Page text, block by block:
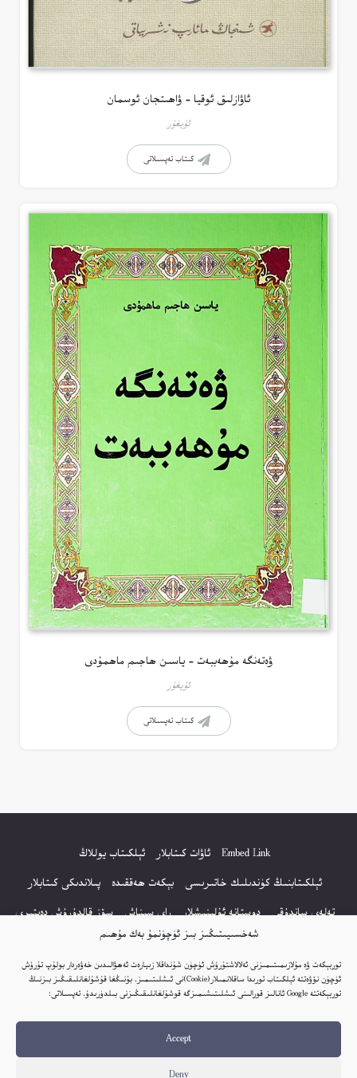
شەخسىيىتىڭىز بىز ئۈچۈنمۇ بەك مۇھىم
توربېكەت ۋە مۇلازىمىتىمىزنى ئەلالاشتۇرۇش ئۈچۈن شۇنداقلا زىيارەت ئەھۋالىدىن خەۋەردار بولۇپ تۇرۇش
ئۈچۈن نۆۋەتتە ئېلكىتاب تورىدا ساقلانمىلار(Cookie)نى ئىشلىتىمىز. بۇنىڭغا قۇشۇلغانلىقىڭىز بىزنىڭ
توربېكەتتە Google ئانالىز قورالىنى ئىشلىتىشىمىزگە قوشۇلغانلىقىڭىزنى بىلدۈرىدۇ. تەپسىلاتى:
Accept
Deny
ئاۋازلىق ئوقيا – ۋاھىتجان ئوسمان
ئۇيغۇر
كىتاب تەپسىلاتى
ۋەتەنگە مۇھەببەت – ياسىن ھاجىم ماھمۇدى
ئۇيغۇر
كىتاب تەپسىلاتى
Embed Link ئاۋات كىتابلار
ئېلكىتاب يوللاڭ
ئېلكىتابنىڭ كۈندىلىك خاتىرىسى
بېكەت ھەققىدە
پىلاندىكى كىتابلار
تەلەي ساندۇقى
دوستانە ئۇلىنىشلار راي سىناش
سۆز قالدۇرۇش دەپتىرى
كۆپ سورالغان سۇئاللار
كىتاب تىزىملىكى
مەخپىيەتلىك باياناتى
نەشىر ھوقۇقى باياناتى
© 2017-2026 تور بېكەتنىڭ بارلىق ھوقۇقى ئېلكىتاب تورى غا مەنسۇپ.